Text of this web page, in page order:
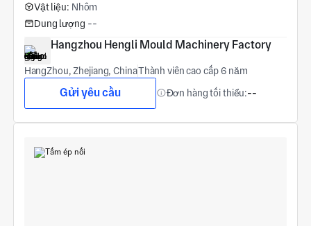
Vật liệu: Nhôm
Dung lượng --
Hangzhou Hengli Mould Machinery Factory
HangZhou, Zhejiang, ChinaThành viên cao cấp 6 năm
Gửi yêu cầu Đơn hàng tối thiểu:--